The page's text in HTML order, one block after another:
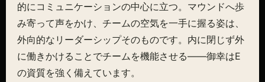
的にコミュニケーションの中心に立つ。マウンドへ歩
み寄って声をかけ、チームの空気を一手に握る姿は、
外向的なリーダーシップそのものです。内に閉じず外
に働きかけることでチームを機能させる——御幸はE
の資質を強く備えています。